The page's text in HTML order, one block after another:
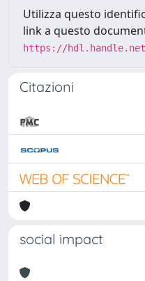
Utilizza questo
link a questo
https://hdl.handle.net/
Citazioni
social impact